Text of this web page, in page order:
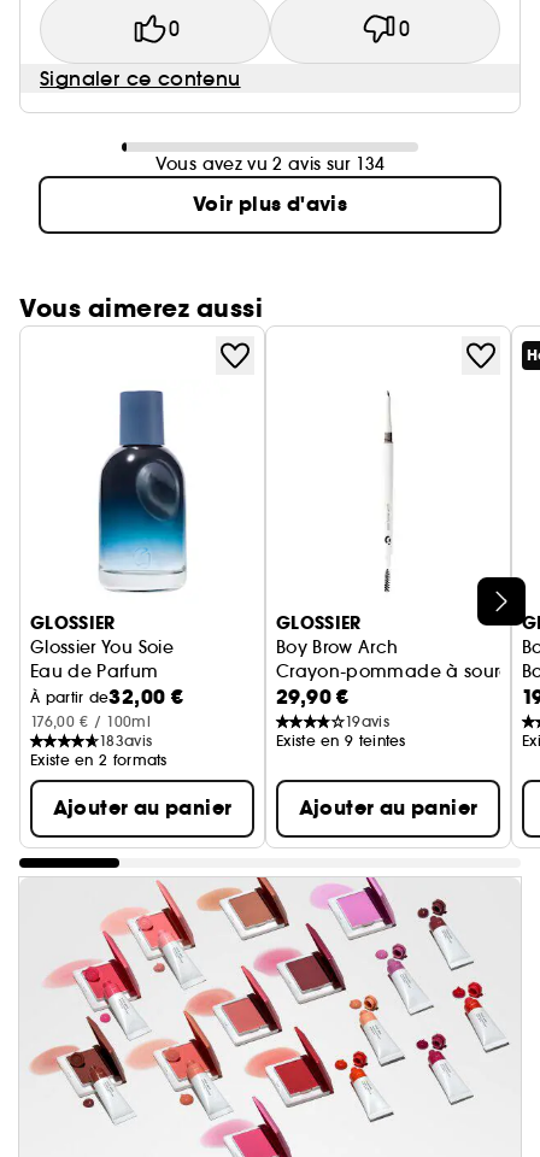
0 0
Signaler ce contenu
Vous avez vu 2 avis sur 134
Voir plus d'avis
Vous aimerez aussi
Ignorer le carrousel produits
GLOSSIER
Glossier You Soie
Eau de Parfum
À partir de32,00 €
176,00 € / 100ml
183avis
Existe en 2 formats
Ajouter au panier
GLOSSIER
Boy Brow Arch
Crayon-pommade à sourcils
29,90 €
19avis
Existe en 9 teintes
Ajouter au panier